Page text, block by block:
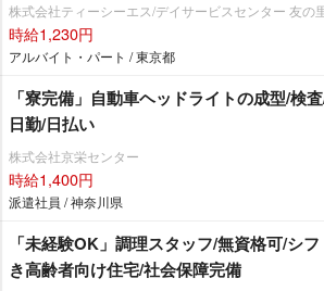
株式会社ティーシーエス/デイサービスセンター 友の
時給1,230円
アルバイト・パート / 東京都
「寮完備」自動車ヘッドライトの成型/検
日勤/日払い
株式会社京栄センター
時給1,400円
派遣社員 / 神奈川県
「未経験OK」調理スタッフ/無資格可/シ
き高齢者向け住宅/社会保障完備